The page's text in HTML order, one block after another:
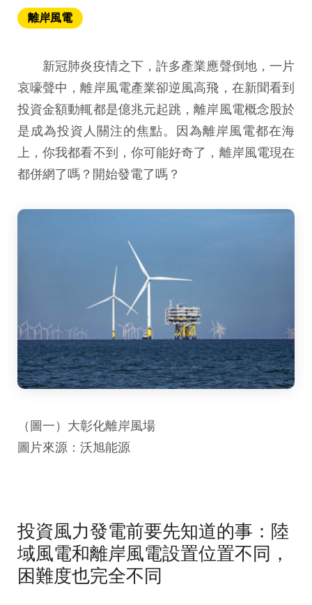
離岸風電
新冠肺炎疫情之下，許多產業應聲倒地，一片
哀嚎聲中，離岸風電產業卻逆風高飛，在新聞看到
投資金額動輒都是億兆元起跳，離岸風電概念股於
是成為投資人關注的焦點。因為離岸風電都在海
上，你我都看不到，你可能好奇了，離岸風電現在
都併網了嗎？開始發電了嗎？
（圖一）大彰化離岸風場
圖片來源：沃旭能源
投資風力發電前要先知道的事：陸
域風電和離岸風電設置位置不同，
困難度也完全不同